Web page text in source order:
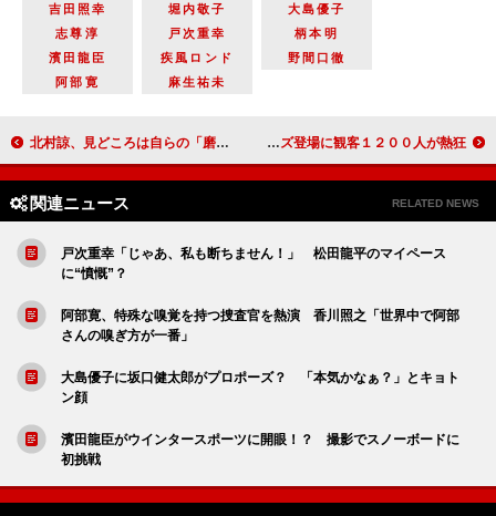
吉田照幸 堀内敬子
大島優子
志尊淳
戸次重幸
柄本明
濱田龍臣
疾風ロンド
野間口徹
阿部寛
麻生祐未
北村諒、見どころは自らの「磨き上げたお尻」 舞台「おそ松さん」東京公演が開幕 妻夫木聡、野村周平に負けてなかった サプライズ登場に観客１２００人が熱狂！
関連ニュース RELATED NEWS
戸次重幸「じゃあ、私も断ちません！」 松田龍平のマイペース
に“憤慨”？
阿部寛、特殊な嗅覚を持つ捜査官を熱演 香川照之「世界中で阿部
さんの嗅ぎ方が一番」
大島優子に坂口健太郎がプロポーズ？ 「本気かなぁ？」とキョト
ン顔
濱田龍臣がウインタースポーツに開眼！？ 撮影でスノーボードに
初挑戦